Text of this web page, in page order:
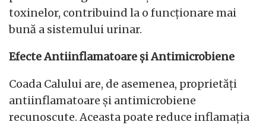
toxinelor, contribuind la o funcționare mai
bună a sistemului urinar.
Efecte Antiinflamatoare și Antimicrobiene
Coada Calului are, de asemenea, proprietăți
antiinflamatoare și antimicrobiene
recunoscute. Aceasta poate reduce inflamația